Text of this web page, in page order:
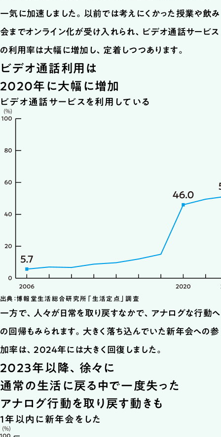
一気に加速しました。以前では考えにくかった授業や飲み
会までオンライン化が受け入れられ、ビデオ通話サービス
の利用率は大幅に増加し、定着しつつあります。
ビデオ通話利用は
2020年に大幅に増加
ビデオ通話サービスを利用している
出典：博報堂生活総合研究所「生活定点」調査
一方で、人々が日常を取り戻すなかで、アナログな行動へ
の回帰もみられます。大きく落ち込んでいた新年会への参
加率は、2024年には大きく回復しました。
2023年以降、徐々に
通常の生活に戻る中で一度失った
アナログ行動を取り戻す動きも
1年以内に新年会をした